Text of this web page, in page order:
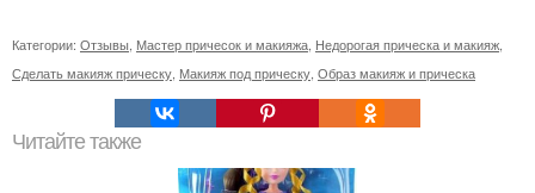
Категории: Отзывы Мастер причесок и макияжа Недорогая прическа и макияж
Сделать макияж прическу Макияж под прическу Образ макияж и прическа
Читайте также